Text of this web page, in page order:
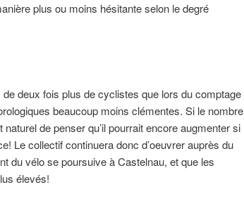
plus ou moins hésitante selon le degré
deux fois plus de cyclistes que lors du comptage
beaucoup moins clémentes. Si le nombre
de penser qu’il pourrait encore augmenter si
Le collectif continuera donc d’oeuvrer auprès du
du vélo se poursuive à Castelnau, et que les
élevés!